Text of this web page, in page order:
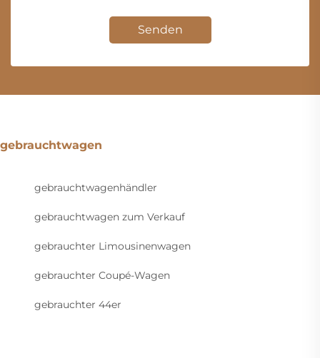
Senden
gebrauchtwagen
gebrauchtwagenhändler
gebrauchtwagen zum Verkauf
gebrauchter Limousinenwagen
gebrauchter Coupé-Wagen
gebrauchter 44er